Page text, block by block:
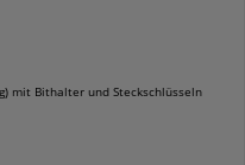
mit Bithalter und Steckschlüsseln